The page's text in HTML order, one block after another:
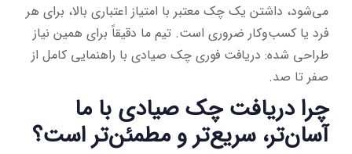
می‌شود، داشتن یک چک معتبر با امتیاز اعتباری بالا، برای هر
فرد یا کسب‌وکار ضروری است. تیم ما دقیقاً برای همین نیاز
طراحی شده: دریافت فوری چک صیادی با راهنمایی کامل از
صفر تا صد.
چرا دریافت چک صیادی با ما
آسان‌تر، سریع‌تر و مطمئن‌تر است؟